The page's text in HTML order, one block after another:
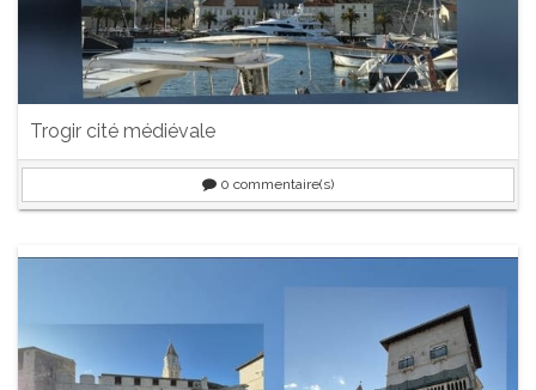
Trogir cité médiévale
0 commentaire(s)